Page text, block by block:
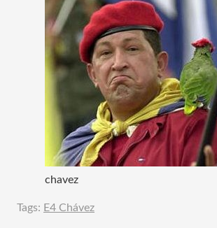
chavez
Tags: E4 Chávez